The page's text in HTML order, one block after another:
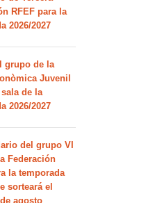
RFEF para la
2026/2027
grupo de la
Juvenil
de la
2026/2027
del grupo VI
Federación
la temporada
sorteará el
agosto